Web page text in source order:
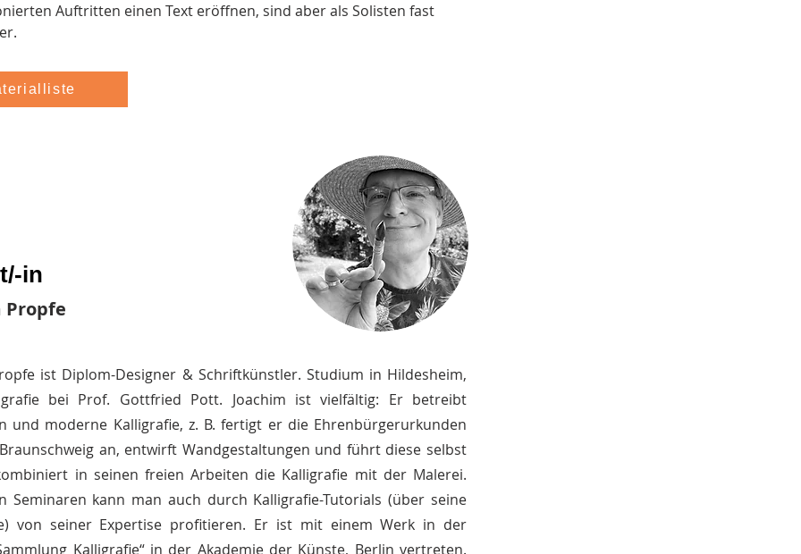
Auftritten einen Text eröffnen, sind aber als Solisten fast
in
Propfe
ist Diplom-Designer & Schriftkünstler. Studium in Hildesheim,
bei Prof. Gottfried Pott. Joachim ist vielfältig: Er betreibt
und moderne Kalligrafie, z. B. fertigt er die Ehrenbürgerurkunden
an, entwirft Wandgestaltungen und führt diese selbst
in seinen freien Arbeiten die Kalligrafie mit der Malerei.
Seminaren kann man auch durch Kalligrafie-Tutorials (über seine
von seiner Expertise profitieren. Er ist mit einem Werk in der
Kalligrafie“ in der Akademie der Künste, Berlin vertreten.